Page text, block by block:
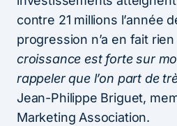
contre 21 millions l’année
progression n’a en fait
croissance est forte sur
rappeler que l’on part de
Jean-Philippe Briguet,
Marketing Association.